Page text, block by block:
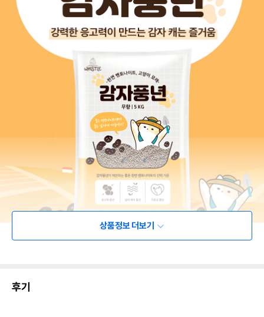
상품정보 더보기
후기